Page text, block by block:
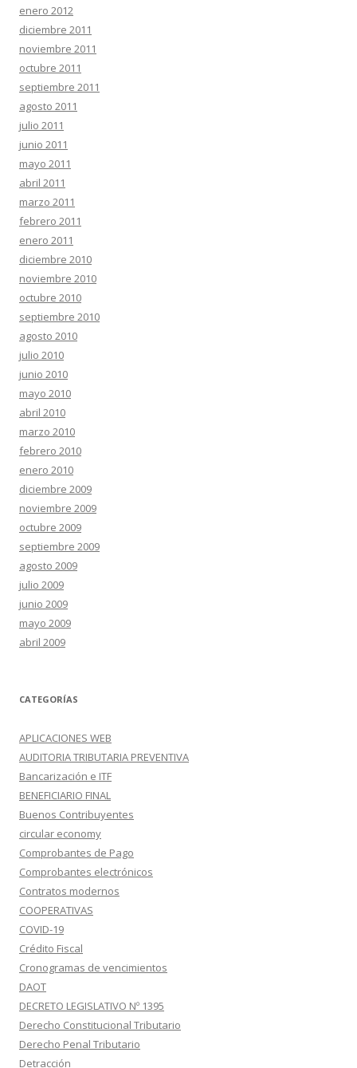
enero 2012
diciembre 2011
noviembre 2011
octubre 2011
septiembre 2011
agosto 2011
julio 2011
junio 2011
mayo 2011
abril 2011
marzo 2011
febrero 2011
enero 2011
diciembre 2010
noviembre 2010
octubre 2010
septiembre 2010
agosto 2010
julio 2010
junio 2010
mayo 2010
abril 2010
marzo 2010
febrero 2010
enero 2010
diciembre 2009
noviembre 2009
octubre 2009
septiembre 2009
agosto 2009
julio 2009
junio 2009
mayo 2009
abril 2009
CATEGORÍAS
APLICACIONES WEB
AUDITORIA TRIBUTARIA PREVENTIVA
Bancarización e ITF
BENEFICIARIO FINAL
Buenos Contribuyentes
circular economy
Comprobantes de Pago
Comprobantes electrónicos
Contratos modernos
COOPERATIVAS
COVID-19
Crédito Fiscal
Cronogramas de vencimientos
DAOT
DECRETO LEGISLATIVO Nº 1395
Derecho Constitucional Tributario
Derecho Penal Tributario
Detracción